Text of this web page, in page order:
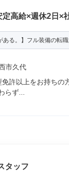
高給×週休2日×
ある。】フル装備の転
市久代
免許以上をお持ちの
らず...
タッフ